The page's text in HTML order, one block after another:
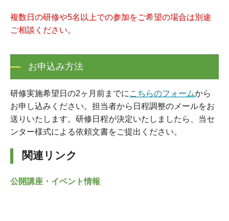
複数日の研修や5名以上での参加をご希望の場合は別途
ご相談ください。
お申込み方法
研修実施希望日の2ヶ月前までに こちらのフォームから
お申し込みください。担当者から日程調整のメールをお
送りいたします。研修日程が決定いたしましたら、当セ
ンター様式による依頼文書をご提出ください。
関連リンク
公開講座・イベント情報